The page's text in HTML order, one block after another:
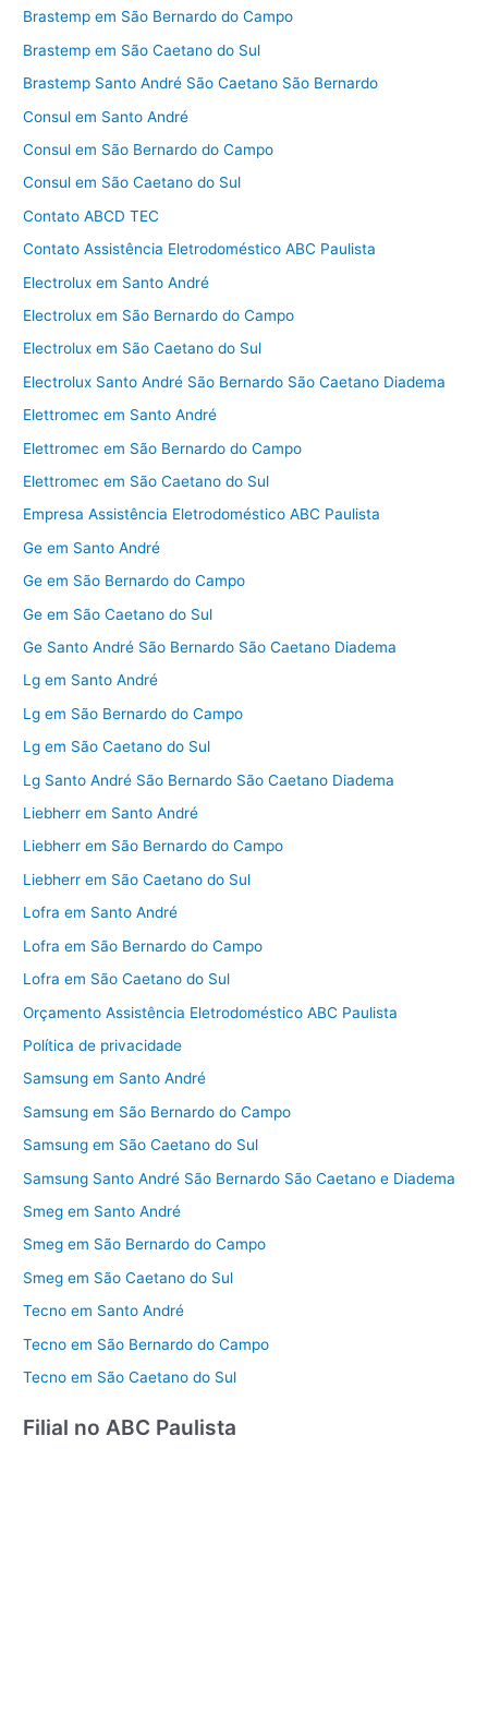
Brastemp em São Bernardo do Campo
Brastemp em São Caetano do Sul
Brastemp Santo André São Caetano São Bernardo
Consul em Santo André
Consul em São Bernardo do Campo
Consul em São Caetano do Sul
Contato ABCD TEC
Contato Assistência Eletrodoméstico ABC Paulista
Electrolux em Santo André
Electrolux em São Bernardo do Campo
Electrolux em São Caetano do Sul
Electrolux Santo André São Bernardo São Caetano Diadema
Elettromec em Santo André
Elettromec em São Bernardo do Campo
Elettromec em São Caetano do Sul
Empresa Assistência Eletrodoméstico ABC Paulista
Ge em Santo André
Ge em São Bernardo do Campo
Ge em São Caetano do Sul
Ge Santo André São Bernardo São Caetano Diadema
Lg em Santo André
Lg em São Bernardo do Campo
Lg em São Caetano do Sul
Lg Santo André São Bernardo São Caetano Diadema
Liebherr em Santo André
Liebherr em São Bernardo do Campo
Liebherr em São Caetano do Sul
Lofra em Santo André
Lofra em São Bernardo do Campo
Lofra em São Caetano do Sul
Orçamento Assistência Eletrodoméstico ABC Paulista
Política de privacidade
Samsung em Santo André
Samsung em São Bernardo do Campo
Samsung em São Caetano do Sul
Samsung Santo André São Bernardo São Caetano e Diadema
Smeg em Santo André
Smeg em São Bernardo do Campo
Smeg em São Caetano do Sul
Tecno em Santo André
Tecno em São Bernardo do Campo
Tecno em São Caetano do Sul
Filial no ABC Paulista